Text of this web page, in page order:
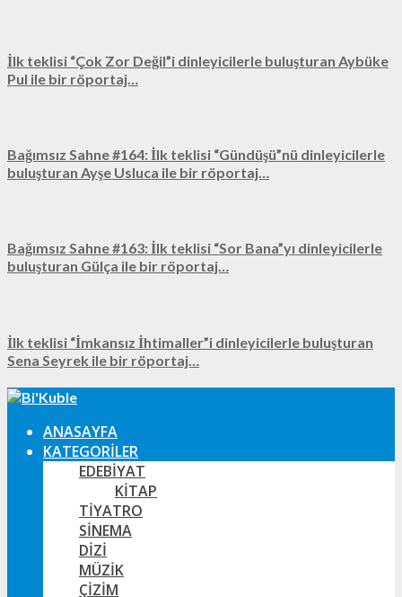
İlk teklisi “Çok Zor Değil”i dinleyicilerle buluşturan Aybüke
Pul ile bir röportaj…
Bağımsız Sahne #164: İlk teklisi “Gündüşü”nü dinleyicilerle
buluşturan Ayşe Usluca ile bir röportaj…
Bağımsız Sahne #163: İlk teklisi “Sor Bana”yı dinleyicilerle
buluşturan Gülça ile bir röportaj…
İlk teklisi “İmkansız İhtimaller”i dinleyicilerle buluşturan
Sena Seyrek ile bir röportaj…
ANASAYFA
KATEGORILER
EDEBIYAT
KITAP
TIYATRO
SINEMA
DIZI
MÜZIK
ÇIZIM